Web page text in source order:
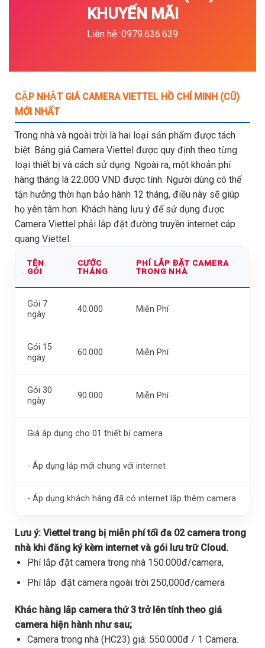
KHUYẾN MÃI
Liên hệ: 0979.636.639
CẬP NHẬT GIÁ CAMERA VIETTEL HỒ CHÍ MINH (CŨ)
MỚI NHẤT
Trong nhà và ngoài trời là hai loại sản phẩm được tách
biệt. Bảng giá Camera Viettel được quy định theo từng
loại thiết bị và cách sử dụng. Ngoài ra, một khoản phí
hàng tháng là 22.000 VND được tính. Người dùng có thể
tận hưởng thời hạn bảo hành 12 tháng, điều này sẽ giúp
họ yên tâm hơn. Khách hàng lưu ý để sử dụng được
Camera Viettel phải lắp đặt đường truyền internet cáp
quang Viettel.
TÊN
GÓI
CƯỚC
THÁNG
PHÍ LẮP ĐẶT CAMERA
TRONG NHÀ
Gói 7
ngày
40.000 Miễn Phí
Gói 15
ngày
60.000 Miễn Phí
Gói 30
ngày
90.000 Miễn Phí
Giá áp dụng cho 01 thiết bị camera
- Áp dụng lắp mới chung với internet
- Áp dụng khách hàng đã có internet lắp thêm camera
Lưu ý: Viettel trang bị miễn phí tối đa 02 camera trong
nhà khi đăng ký kèm internet và gói lưu trữ Cloud.
Phí lắp đặt camera trong nhà 150.000đ/camera,
Phí lắp đặt camera ngoài trời 250,000đ/camera
Khác hàng lắp camera thứ 3 trở lên tính theo giá
camera hiện hành như sau;
Camera trong nhà (HC23) giá: 550.000đ / 1 Camera.